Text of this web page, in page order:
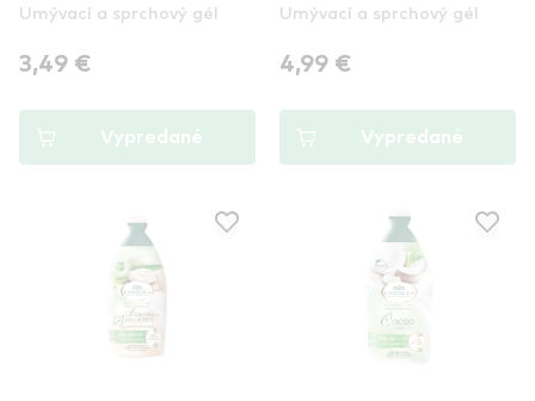
Umývací a sprchový gél
3,49 €
Vypredané
Umývací a sprchový gél
4,99 €
Vypredané